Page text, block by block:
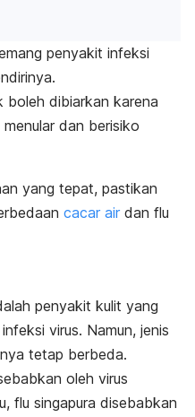
penyakit infeksi
boleh dibiarkan karena
dan berisiko
yang tepat, pastikan
cacar air dan flu
penyakit kulit yang
virus. Namun, jenis
tetap berbeda.
oleh virus
flu singapura disebabkan